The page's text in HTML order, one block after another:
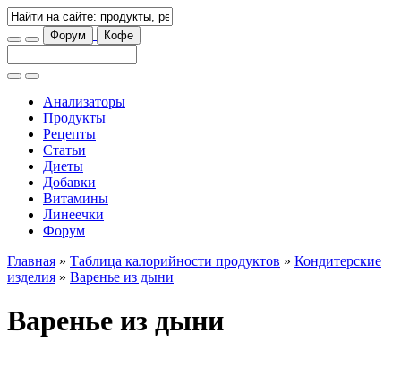
Форум Кофе
Анализаторы
Продукты
Рецепты
Статьи
Диеты
Добавки
Витамины
Линеечки
Форум
Главная » Таблица калорийности продуктов » Кондитерские
изделия » Варенье из дыни
Варенье из дыни